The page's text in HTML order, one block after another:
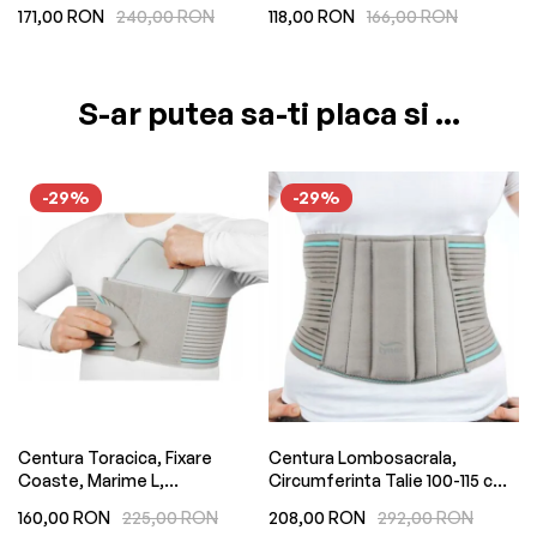
55cm, Gri, Adult, Copil,
171,00 RON 240,00 RON
Adult,Copil,Universal
118,00 RON 166,00 RON
S-ar putea sa-ti placa si ...
-29%
Centura Toracica, Fixare
Coaste, Marime L,
Inaltime 15 cm, Adult, Copil,
160,00 RON 225,00 RON
-29%
Centura Lombosacrala,
Circumferinta Talie 100-115 cm,
Universala
208,00 RON 292,00 RON